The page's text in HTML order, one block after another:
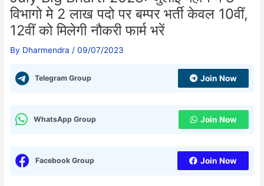
विभागो मे 2 लाख पदो पर बम्पर भर्ती केवल 10वीं,
12वीं को मिलेगी नौकरी फार्म भरें
By Dharmendra /09/07/2023
Telegram Group Join Now
WhatsApp Group Join Now
Facebook Group Join Now